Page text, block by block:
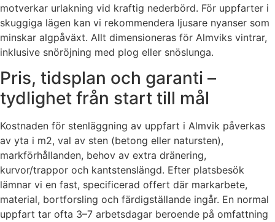
motverkar urlakning vid kraftig nederbörd. För uppfarter i
skuggiga lägen kan vi rekommendera ljusare nyanser som
minskar algpåväxt. Allt dimensioneras för Almviks vintrar,
inklusive snöröjning med plog eller snöslunga.
Pris, tidsplan och garanti –
tydlighet från start till mål
Kostnaden för stenläggning av uppfart i Almvik påverkas
av yta i m2, val av sten (betong eller natursten),
markförhållanden, behov av extra dränering,
kurvor/trappor och kantstenslängd. Efter platsbesök
lämnar vi en fast, specificerad offert där markarbete,
material, bortforsling och färdigställande ingår. En normal
uppfart tar ofta 3–7 arbetsdagar beroende på omfattning